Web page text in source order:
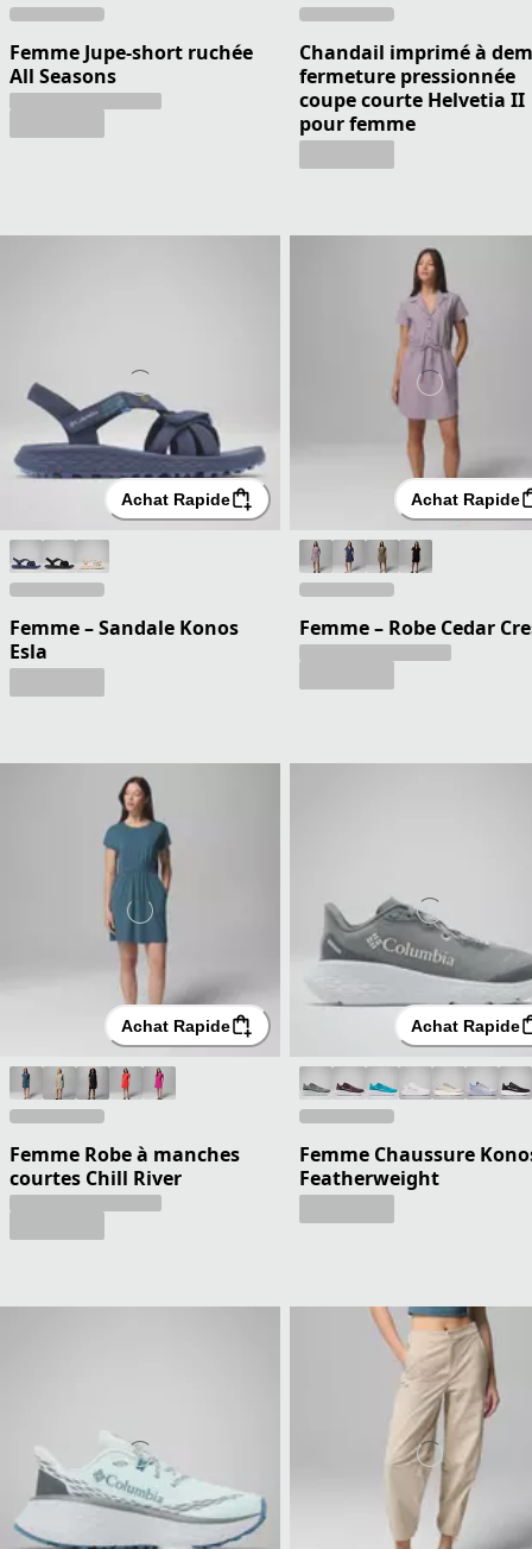
Femme Jupe-short ruchée
All Seasons
Chandail imprimé à
fermeture pressionnée
coupe courte Helvetia II
pour femme
Achat Rapide
Femme – Sandale Konos
Esla
Achat Rapide
Femme – Robe Cedar
Achat Rapide
Femme Robe à manches
courtes Chill River
Achat Rapide
Femme Chaussure
Featherweight